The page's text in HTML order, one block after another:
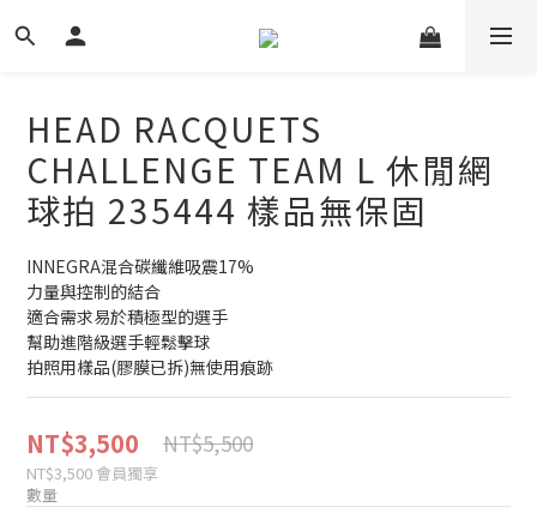
HEAD RACQUETS
CHALLENGE TEAM L 休閒網
球拍 235444 樣品無保固
INNEGRA混合碳纖維吸震17%
力量與控制的結合
適合需求易於積極型的選手
幫助進階級選手輕鬆擊球
拍照用樣品(膠膜已拆)無使用痕跡
NT$3,500 NT$5,500
NT$3,500 會員獨享
數量